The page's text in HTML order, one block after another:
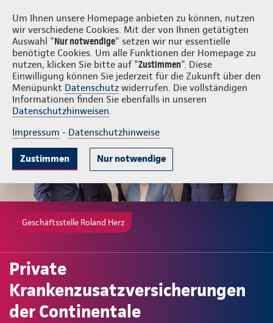
Um Ihnen unsere Homepage anbieten zu können, nutzen
wir verschiedene Cookies. Mit der von Ihnen getätigten
Auswahl "Nur notwendige" setzen wir nur essentielle
benötigte Cookies. Um alle Funktionen der Homepage zu
nutzen, klicken Sie bitte auf "Zustimmen". Diese
Einwilligung können Sie jederzeit für die Zukunft über den
Menüpunkt Datenschutz widerrufen. Die vollständigen
Informationen finden Sie ebenfalls in unseren
Datenschutzhinweisen.
Impressum - Datenschutzhinweise
Zustimmen Nur notwendige
Roland Herz Login
Ambulante Zusatzversicherung Krankenhauszusatzversicherung
Geschäftsstelle Roland Herz
Private
Krankenzusatzversicherungen
der Continentale